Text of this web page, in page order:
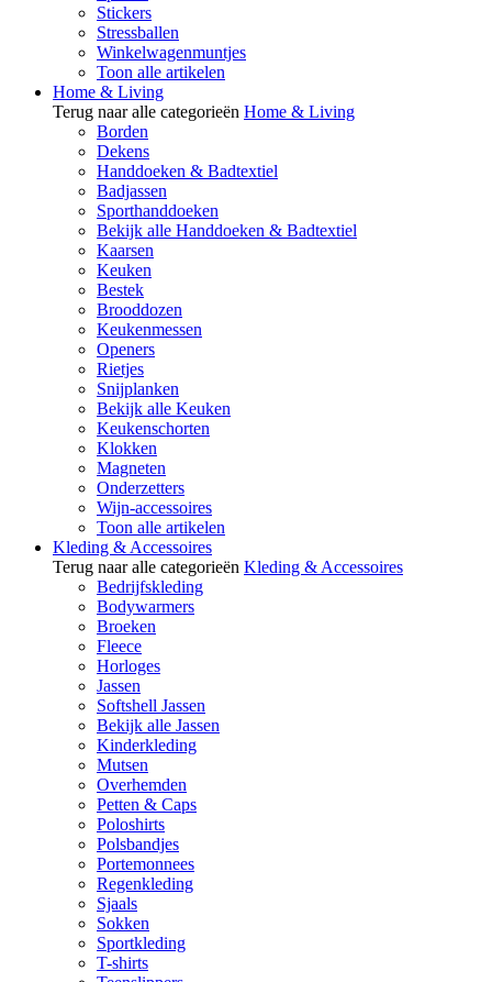
Stickers
Stressballen
Winkelwagenmuntjes
Toon alle artikelen
Home & Living
Terug naar alle categorieën Home & Living
Borden
Dekens
Handdoeken & Badtextiel
Badjassen
Sporthanddoeken
Bekijk alle Handdoeken & Badtextiel
Kaarsen
Keuken
Bestek
Brooddozen
Keukenmessen
Openers
Rietjes
Snijplanken
Bekijk alle Keuken
Keukenschorten
Klokken
Magneten
Onderzetters
Wijn-accessoires
Toon alle artikelen
Kleding & Accessoires
Terug naar alle categorieën Kleding & Accessoires
Bedrijfskleding
Bodywarmers
Broeken
Fleece
Horloges
Jassen
Softshell Jassen
Bekijk alle Jassen
Kinderkleding
Mutsen
Overhemden
Petten & Caps
Poloshirts
Polsbandjes
Portemonnees
Regenkleding
Sjaals
Sokken
Sportkleding
T-shirts